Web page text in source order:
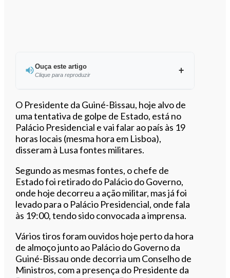
Ouça este artigo
Clique para reproduzir
Ouvir este artigo
O Presidente da Guiné-Bissau, hoje alvo de
uma tentativa de golpe de Estado, está no
Palácio Presidencial e vai falar ao país às 19
horas locais (mesma hora em Lisboa),
disseram à Lusa fontes militares.
Segundo as mesmas fontes, o chefe de
Estado foi retirado do Palácio do Governo,
onde hoje decorreu a ação militar, mas já foi
levado para o Palácio Presidencial, onde fala
às 19:00, tendo sido convocada a imprensa.
Vários tiros foram ouvidos hoje perto da hora
de almoço junto ao Palácio do Governo da
Guiné-Bissau onde decorria um Conselho de
Ministros, com a presença do Presidente da